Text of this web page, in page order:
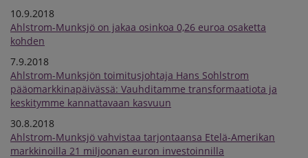
10.9.2018
Ahlstrom-Munksjö on jakaa osinkoa 0,26 euroa osaketta
kohden
7.9.2018
Ahlstrom-Munksjön toimitusjohtaja Hans Sohlstrom
pääomarkkinapäivässä: Vauhditamme transformaatiota ja
keskitymme kannattavaan kasvuun
30.8.2018
Ahlstrom-Munksjö vahvistaa tarjontaansa Etelä-Amerikan
markkinoilla 21 miljoonan euron investoinnilla